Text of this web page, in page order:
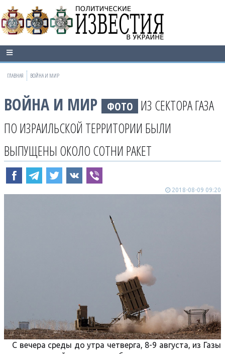
ГЛАВНАЯ ВОЙНА И МИР
ВОЙНА И МИР ФОТО ИЗ СЕКТОРА ГАЗА
ПО ИЗРАИЛЬСКОЙ ТЕРРИТОРИИ БЫЛИ
ВЫПУЩЕНЫ ОКОЛО СОТНИ РАКЕТ
2018-08-09 09:20
С вечера среды до утра четверга, 8-9 августа, из Газы